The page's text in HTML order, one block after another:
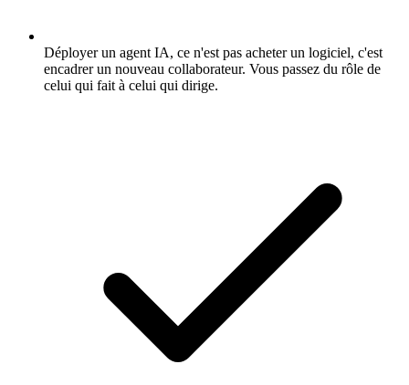
Déployer un agent IA, ce n'est pas acheter un logiciel, c'est
encadrer un nouveau collaborateur. Vous passez du rôle de
celui qui fait à celui qui dirige.